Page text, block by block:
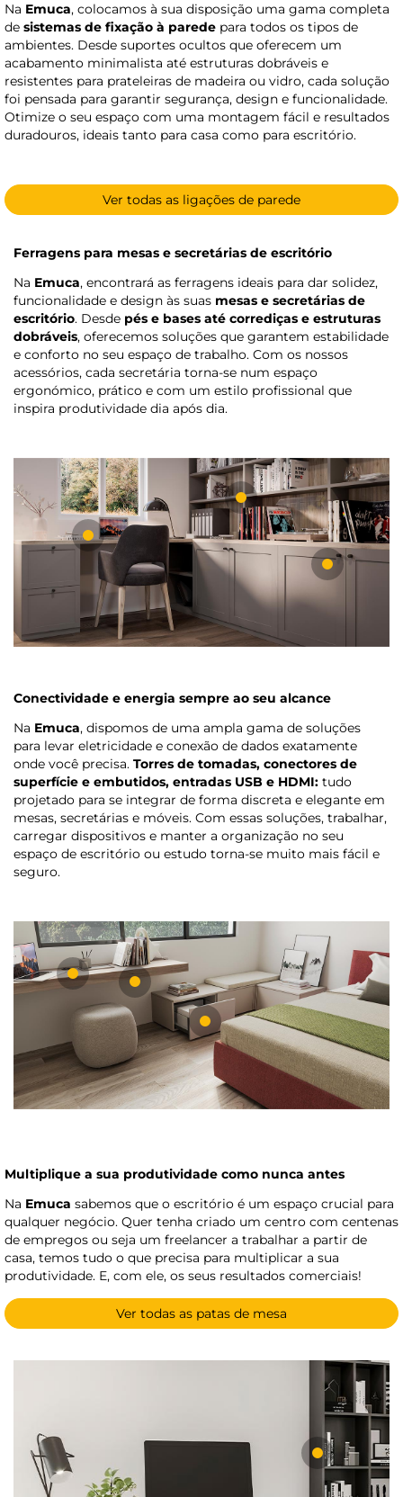
Na Emuca, colocamos à sua disposição uma gama completa
de sistemas de fixação à parede para todos os tipos de
ambientes. Desde suportes ocultos que oferecem um
acabamento minimalista até estruturas dobráveis e
resistentes para prateleiras de madeira ou vidro, cada solução
foi pensada para garantir segurança, design e funcionalidade.
Otimize o seu espaço com uma montagem fácil e resultados
duradouros, ideais tanto para casa como para escritório.
Ver todas as ligações de parede
Ferragens para mesas e secretárias de escritório
Na Emuca, encontrará as ferragens ideais para dar solidez,
funcionalidade e design às suas mesas e secretárias de
escritório. Desde pés e bases até corrediças e estruturas
dobráveis, oferecemos soluções que garantem estabilidade
e conforto no seu espaço de trabalho. Com os nossos
acessórios, cada secretária torna-se num espaço
ergonómico, prático e com um estilo profissional que
inspira produtividade dia após dia.
Conectividade e energia sempre ao seu alcance
Na Emuca, dispomos de uma ampla gama de soluções
para levar eletricidade e conexão de dados exatamente
onde você precisa. Torres de tomadas, conectores de
superfície e embutidos, entradas USB e HDMI: tudo
projetado para se integrar de forma discreta e elegante em
mesas, secretárias e móveis. Com essas soluções, trabalhar,
carregar dispositivos e manter a organização no seu
espaço de escritório ou estudo torna-se muito mais fácil e
seguro.
Multiplique a sua produtividade como nunca antes
Na Emuca sabemos que o escritório é um espaço crucial para
qualquer negócio. Quer tenha criado um centro com centenas
de empregos ou seja um freelancer a trabalhar a partir de
casa, temos tudo o que precisa para multiplicar a sua
produtividade. E, com ele, os seus resultados comerciais!
Ver todas as patas de mesa